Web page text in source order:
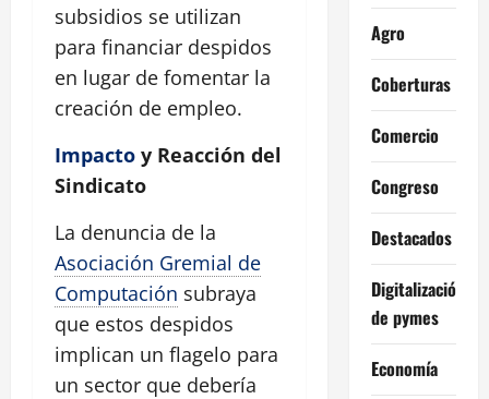
subsidios se utilizan
para financiar despidos
en lugar de fomentar la
creación de empleo.
Impacto y Reacción del
Sindicato
La denuncia de la
Asociación Gremial de
Computación subraya
que estos despidos
implican un flagelo para
un sector que debería
Agro
Coberturas
Comercio
Congreso
Destacados
Digitalización
de pymes
Economía